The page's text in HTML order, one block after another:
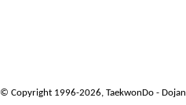
© Copyright 1996-2026, TaekwonDo -